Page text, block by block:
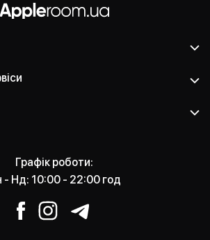
Графік роботи:
- Нд: 10:00 - 22:00 год